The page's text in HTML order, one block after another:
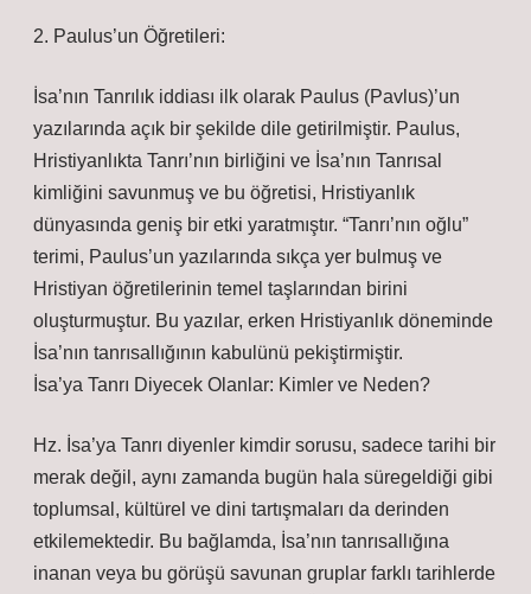
2. Paulus’un Öğretileri:
İsa’nın Tanrılık iddiası ilk olarak Paulus (Pavlus)’un
yazılarında açık bir şekilde dile getirilmiştir. Paulus,
Hristiyanlıkta Tanrı’nın birliğini ve İsa’nın Tanrısal
kimliğini savunmuş ve bu öğretisi, Hristiyanlık
dünyasında geniş bir etki yaratmıştır. “Tanrı’nın oğlu”
terimi, Paulus’un yazılarında sıkça yer bulmuş ve
Hristiyan öğretilerinin temel taşlarından birini
oluşturmuştur. Bu yazılar, erken Hristiyanlık döneminde
İsa’nın tanrısallığının kabulünü pekiştirmiştir.
İsa’ya Tanrı Diyecek Olanlar: Kimler ve Neden?
Hz. İsa’ya Tanrı diyenler kimdir sorusu, sadece tarihi bir
merak değil, aynı zamanda bugün hala süregeldiği gibi
toplumsal, kültürel ve dini tartışmaları da derinden
etkilemektedir. Bu bağlamda, İsa’nın tanrısallığına
inanan veya bu görüşü savunan gruplar farklı tarihlerde